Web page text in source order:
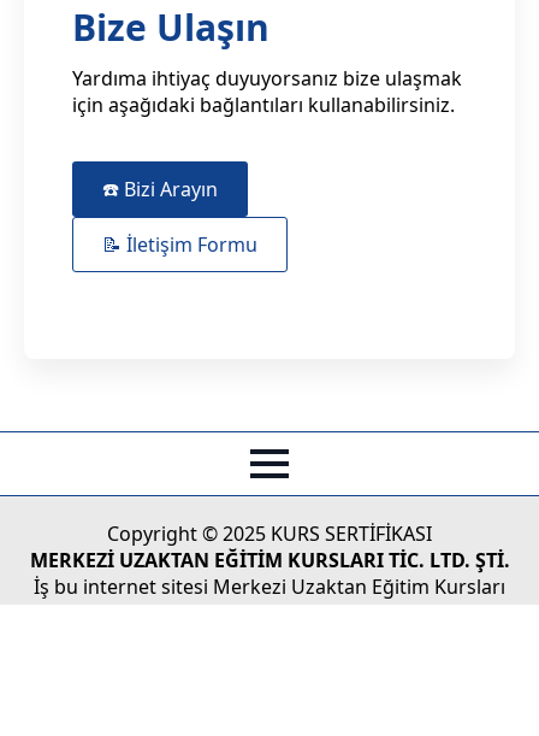
Bize Ulaşın
Yardıma ihtiyaç duyuyorsanız bize ulaşmak
için aşağıdaki bağlantıları kullanabilirsiniz.
☎️ Bizi Arayın
📝 İletişim Formu
Copyright © 2025 KURS SERTİFİKASI
MERKEZİ UZAKTAN EĞİTİM KURSLARI TİC. LTD. ŞTİ.
İş bu internet sitesi Merkezi Uzaktan Eğitim Kursları